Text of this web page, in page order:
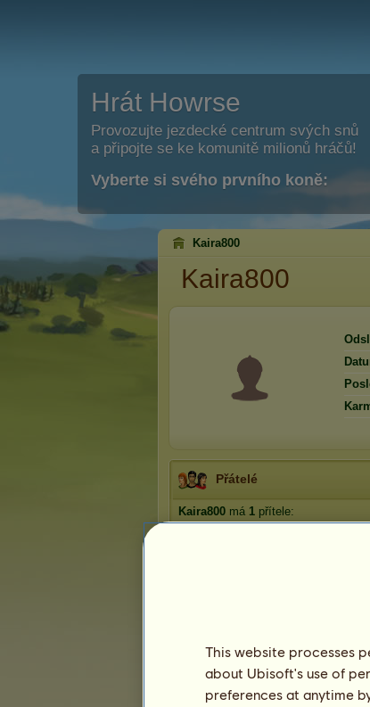
Hrát Howrse
Provozujte jezdecké centrum svých snů
a připojte se ke komunitě milionů hráčů!
Vyberte si svého prvního koně:
Kaira800
Kaira800
Přátelé
Kaira800 má 1 přítele:
This website processes
about Ubisoft's use of
preferences at anytime